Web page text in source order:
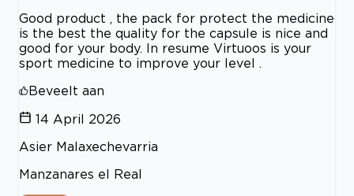
Good product , the pack for protect the medicine
is the best the quality for the capsule is nice and
good for your body. In resume Virtuoos is your
sport medicine to improve your level .
Beveelt aan
14 April 2026
Asier Malaxechevarria
Manzanares el Real